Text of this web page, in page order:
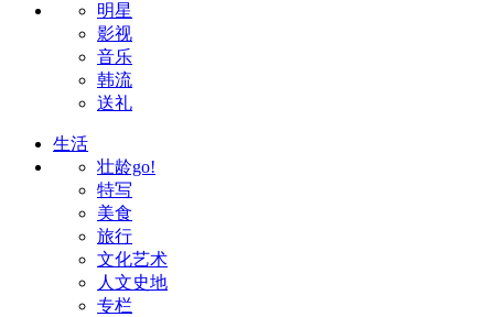
明星
影视
音乐
韩流
送礼
生活
壮龄go!
特写
美食
旅行
文化艺术
人文史地
专栏